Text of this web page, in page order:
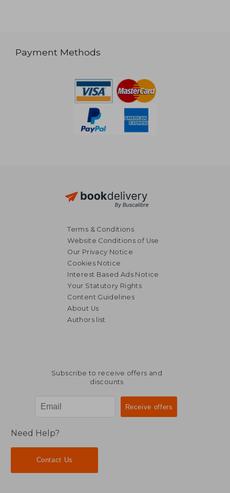
Payment Methods
Terms & Conditions
Website Conditions of Use
Our Privacy Notice
Cookies Notice
Interest Based Ads Notice
Your Statutory Rights
Content Guidelines
About Us
Authors list
Subscribe to receive offers and
discounts
Need Help?
Contact Us